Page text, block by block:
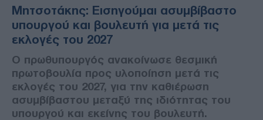
Μητσοτάκης: Εισηγούμαι ασυμβίβαστο
υπουργού και βουλευτή για μετά τις
εκλογές του 2027
Ο πρωθυπουργός ανακοίνωσε θεσμική
πρωτοβουλία προς υλοποίηση μετά τις
εκλογές του 2027, για την καθιέρωση
ασυμβίβαστου μεταξύ της ιδιότητας του
υπουργού και εκείνης του βουλευτή.